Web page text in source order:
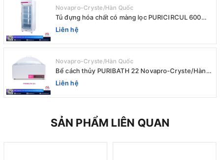
Novapro-Cryste/Hàn Quốc
Tủ đựng hóa chất có màng lọc PURICIRCUL 600
AIRTIGHT Novapro-Cryste/Hàn Quốc
Liên hệ
Novapro-Cryste/Hàn Quốc
Bể cách thủy PURIBATH 22 Novapro-Cryste/Hàn
Quốc
Liên hệ
SẢN PHẨM LIÊN QUAN